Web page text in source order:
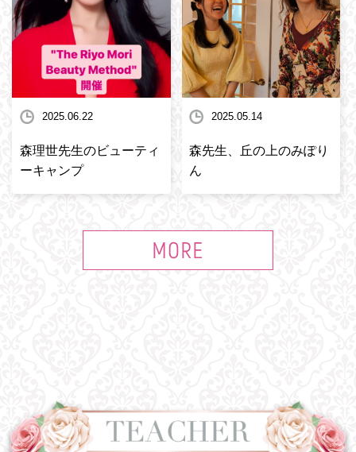
2025.06.22
森理世先生のビューティ
ーキャンプ
2025.05.14
森先生、丘の上のみぽり
ん